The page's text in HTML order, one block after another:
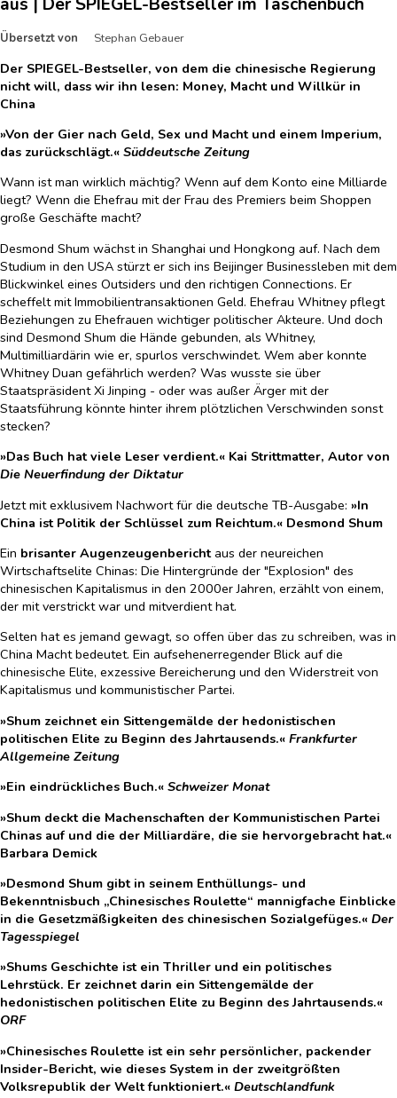
aus | Der SPIEGEL-Bestseller im Taschenbuch
Übersetzt von Stephan Gebauer
Der SPIEGEL-Bestseller, von dem die chinesische Regierung
nicht will, dass wir ihn lesen: Money, Macht und Willkür in
China
»Von der Gier nach Geld, Sex und Macht und einem Imperium,
das zurückschlägt.« Süddeutsche Zeitung
Wann ist man wirklich mächtig? Wenn auf dem Konto eine Milliarde
liegt? Wenn die Ehefrau mit der Frau des Premiers beim Shoppen
große Geschäfte macht?
Desmond Shum wächst in Shanghai und Hongkong auf. Nach dem
Studium in den USA stürzt er sich ins Beijinger Businessleben mit dem
Blickwinkel eines Outsiders und den richtigen Connections. Er
scheffelt mit Immobilientransaktionen Geld. Ehefrau Whitney pflegt
Beziehungen zu Ehefrauen wichtiger politischer Akteure. Und doch
sind Desmond Shum die Hände gebunden, als Whitney,
Multimilliardärin wie er, spurlos verschwindet. Wem aber konnte
Whitney Duan gefährlich werden? Was wusste sie über
Staatspräsident Xi Jinping - oder was außer Ärger mit der
Staatsführung könnte hinter ihrem plötzlichen Verschwinden sonst
stecken?
»Das Buch hat viele Leser verdient.« Kai Strittmatter, Autor von
Die Neuerfindung der Diktatur
Jetzt mit exklusivem Nachwort für die deutsche TB-Ausgabe: »In
China ist Politik der Schlüssel zum Reichtum.« Desmond Shum
Ein brisanter Augenzeugenberichtaus der neureichen
Wirtschaftselite Chinas: Die Hintergründe der "Explosion" des
chinesischen Kapitalismus in den 2000er Jahren, erzählt von einem,
der mit verstrickt war und mitverdient hat.
Selten hat es jemand gewagt, so offen über das zu schreiben, was in
China Macht bedeutet. Ein aufsehenerregender Blick auf die
chinesische Elite, exzessive Bereicherung und den Widerstreit von
Kapitalismus und kommunistischer Partei.
»Shum zeichnet ein Sittengemälde der hedonistischen
politischen Elite zu Beginn des Jahrtausends.« Frankfurter
Allgemeine Zeitung
»Ein eindrückliches Buch.« Schweizer Monat
»Shum deckt die Machenschaften der Kommunistischen Partei
Chinas auf und die der Milliardäre, die sie hervorgebracht hat.«
Barbara Demick
»Desmond Shum gibt in seinem Enthüllungs- und
Bekenntnisbuch „Chinesisches Roulette“ mannigfache Einblicke
in die Gesetzmäßigkeiten des chinesischen Sozialgefüges.« Der
Tagesspiegel
»Shums Geschichte ist ein Thriller und ein politisches
Lehrstück. Er zeichnet darin ein Sittengemälde der
hedonistischen politischen Elite zu Beginn des Jahrtausends.«
ORF
»Chinesisches Roulette ist ein sehr persönlicher, packender
Insider-Bericht, wie dieses System in der zweitgrößten
Volksrepublik der Welt funktioniert.« Deutschlandfunk